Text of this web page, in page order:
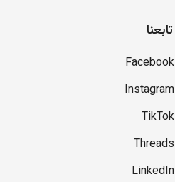
تابعنا
Facebook
Instagram
TikTok
Threads
LinkedIn